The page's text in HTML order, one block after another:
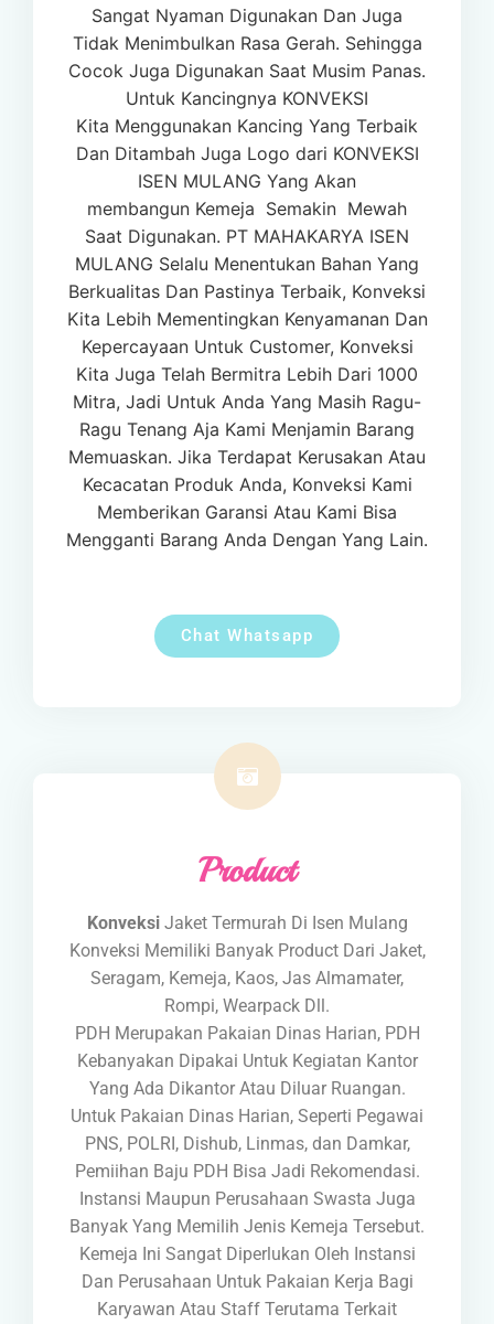
Sangat Nyaman Digunakan Dan Juga
Tidak Menimbulkan Rasa Gerah. Sehingga
Cocok Juga Digunakan Saat Musim Panas.
Untuk Kancingnya KONVEKSI
Kita Menggunakan Kancing Yang Terbaik
Dan Ditambah Juga Logo dari KONVEKSI
ISEN MULANG Yang Akan
membangun Kemeja Semakin Mewah
Saat Digunakan. PT MAHAKARYA ISEN
MULANG Selalu Menentukan Bahan Yang
Berkualitas Dan Pastinya Terbaik, Konveksi
Kita Lebih Mementingkan Kenyamanan Dan
Kepercayaan Untuk Customer, Konveksi
Kita Juga Telah Bermitra Lebih Dari 1000
Mitra, Jadi Untuk Anda Yang Masih Ragu-
Ragu Tenang Aja Kami Menjamin Barang
Memuaskan. Jika Terdapat Kerusakan Atau
Kecacatan Produk Anda, Konveksi Kami
Memberikan Garansi Atau Kami Bisa
Mengganti Barang Anda Dengan Yang Lain.
Chat Whatsapp
Product
KonveksiJaket Termurah Di Isen Mulang
Konveksi Memiliki Banyak Product Dari Jaket,
Seragam, Kemeja, Kaos, Jas Almamater,
Rompi, Wearpack Dll.
PDH Merupakan Pakaian Dinas Harian, PDH
Kebanyakan Dipakai Untuk Kegiatan Kantor
Yang Ada Dikantor Atau Diluar Ruangan.
Untuk Pakaian Dinas Harian, Seperti Pegawai
PNS, POLRI, Dishub, Linmas, dan Damkar,
Pemiihan Baju PDH Bisa Jadi Rekomendasi.
Instansi Maupun Perusahaan Swasta Juga
Banyak Yang Memilih Jenis Kemeja Tersebut.
Kemeja Ini Sangat Diperlukan Oleh Instansi
Dan Perusahaan Untuk Pakaian Kerja Bagi
Karyawan Atau Staff Terutama Terkait